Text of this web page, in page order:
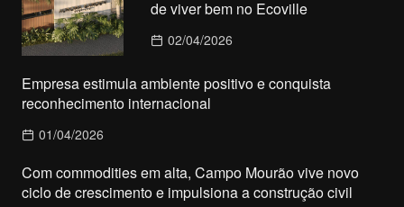
de viver bem no Ecoville
02/04/2026
Empresa estimula ambiente positivo e conquista
reconhecimento internacional
01/04/2026
Com commodities em alta, Campo Mourão vive novo
ciclo de crescimento e impulsiona a construção civil